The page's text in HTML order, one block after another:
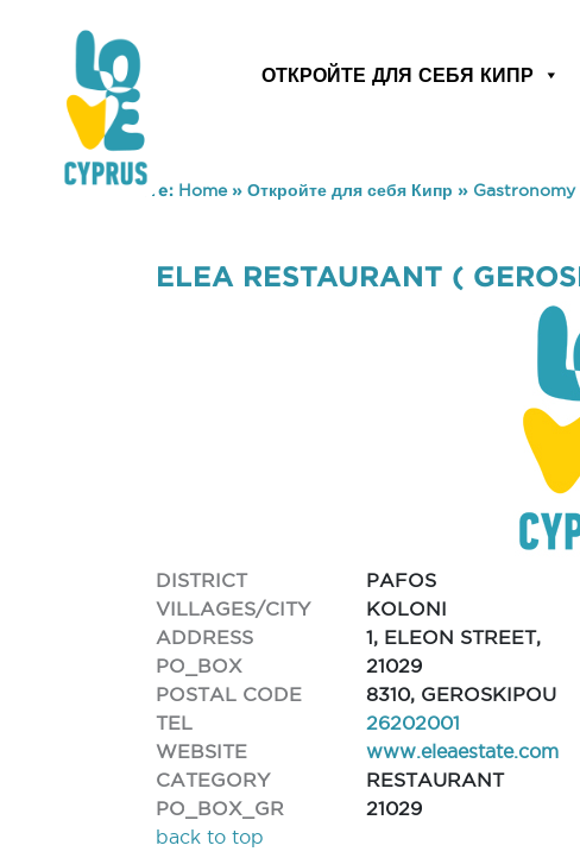
ОТКРОЙТЕ ДЛЯ СЕБЯ КИПР
You are here: Home» Откройте для себя Кипр » Gastronomy
ELEA RESTAURANT (
DISTRICT
PAFOS
VILLAGES/CITY
KOLONI
ADDRESS
1, ELEON STREET,
PO_BOX
21029
POSTAL CODE
8310, GEROSKIPOU
TEL
26202001
WEBSITE
www.eleaestate.com
CATEGORY
RESTAURANT
PO_BOX_GR
21029
back to top